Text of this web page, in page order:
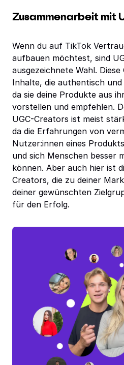
Zusammenarbeit mit
Wenn du auf TikTok
aufbauen möchtest, sind
ausgezeichnete Wahl.
Inhalte, die authentisch
da sie deine Produkte aus
vorstellen und empfehlen.
UGC-Creators ist meist
da die Erfahrungen von
Nutzer:innen eines
und sich Menschen besser
können. Aber auch hier ist
Creators, die zu deiner
deiner gewünschten
für den Erfolg.